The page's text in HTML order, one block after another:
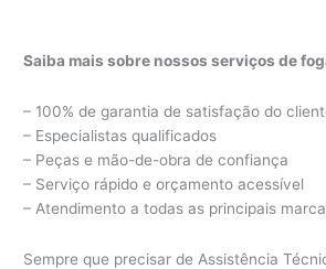
Saiba mais sobre nossos serviços de
– 100% de garantia de satisfação do
– Especialistas qualificados
– Peças e mão-de-obra de confiança
– Serviço rápido e orçamento acessível
– Atendimento a todas as principais
Sempre que precisar de Assistência